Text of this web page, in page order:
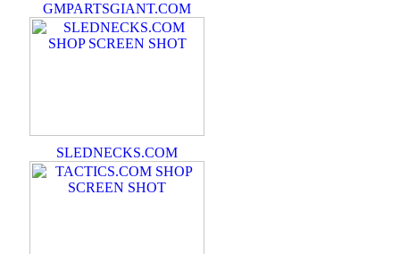
GMPARTSGIANT.COM
SLEDNECKS.COM